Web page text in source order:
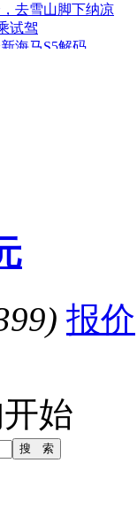
无惧
去雪山脚下纳凉
试驾
海马S5解码
官
家首秀
报价
开始